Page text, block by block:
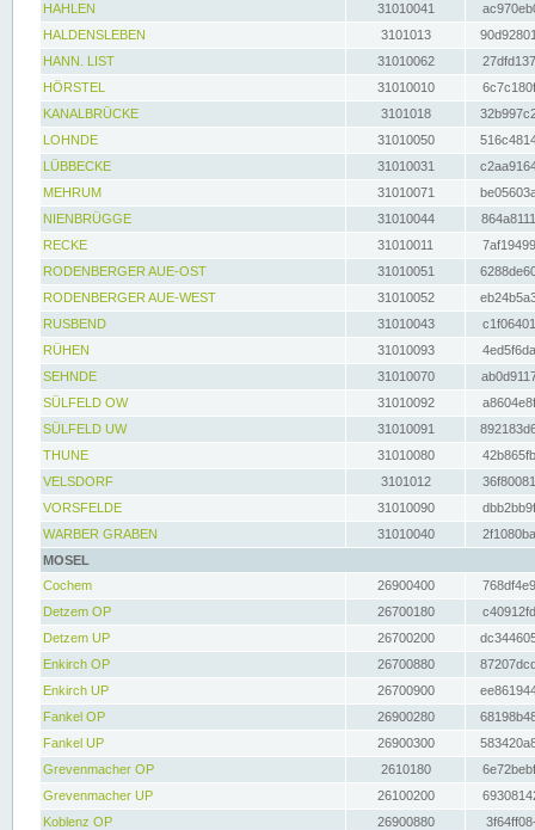
HAHLEN
31010041
HALDENSLEBEN
3101013
HANN. LIST
31010062
HÖRSTEL
31010010
KANALBRÜCKE
3101018
LOHNDE
31010050
LÜBBECKE
31010031
MEHRUM
31010071
NIENBRÜGGE
31010044
RECKE
31010011
RODENBERGER AUE-OST
31010051
RODENBERGER AUE-WEST
31010052
RUSBEND
31010043
RÜHEN
31010093
SEHNDE
31010070
SÜLFELD OW
31010092
SÜLFELD UW
31010091
THUNE
31010080
VELSDORF
3101012
VORSFELDE
31010090
WARBER GRABEN
31010040
MOSEL
Cochem
26900400
Detzem OP
26700180
Detzem UP
26700200
Enkirch OP
26700880
Enkirch UP
26700900
Fankel OP
26900280
Fankel UP
26900300
Grevenmacher OP
2610180
Grevenmacher UP
26100200
Koblenz OP
26900880